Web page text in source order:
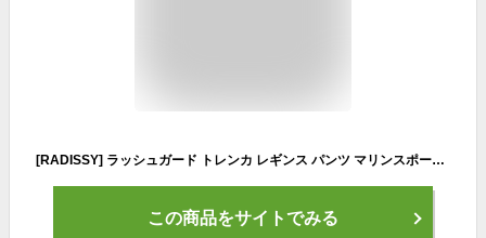
[RADISSY] ラッシュガード トレンカ レギンス パンツ マリンスポーツ サーフィン 動きやすい ロング 丈 (ブラックロゴ入り, L)
この商品をサイトでみる